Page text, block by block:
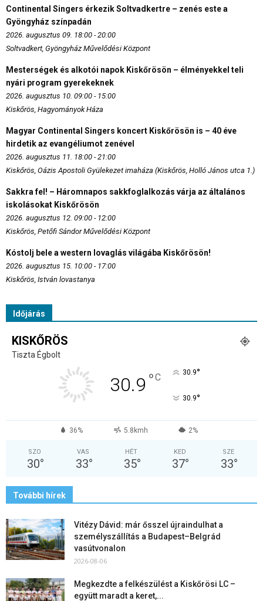
Continental Singers érkezik Soltvadkertre – zenés este a
Gyöngyház színpadán
2026. augusztus 09. 18:00 - 20:00
Soltvadkert, Gyöngyház Művelődési Központ
Mesterségek és alkotói napok Kiskőrösön – élményekkel teli
nyári program gyerekeknek
2026. augusztus 10. 09:00 - 15:00
Kiskőrös, Hagyományok Háza
Magyar Continental Singers koncert Kiskőrösön is – 40 éve
hirdetik az evangéliumot zenével
2026. augusztus 11. 18:00 - 21:00
Kiskőrös, Oázis Apostoli Gyülekezet imaháza (Kiskőrös, Holló János utca 1.)
Sakkra fel! – Háromnapos sakkfoglalkozás várja az általános
iskolásokat Kiskőrösön
2026. augusztus 12. 09:00 - 12:00
Kiskőrös, Petőfi Sándor Művelődési Központ
Kóstolj bele a western lovaglás világába Kiskőrösön!
2026. augusztus 15. 10:00 - 17:00
Kiskőrös, István lovastanya
Időjárás
KISKŐRÖS
Tiszta Égbolt
30.9 °C 30.9°
30.9°
36% 5.8kmh 2%
SZO
30°
VAS
33°
HÉT
35°
KED
37°
SZE
33°
További hírek
Vitézy Dávid: már ősszel újraindulhat a
személyszállítás a Budapest–Belgrád
vasútvonalon
2026-08-06
Megkezdte a felkészülést a Kiskőrösi LC –
együtt maradt a keret,...